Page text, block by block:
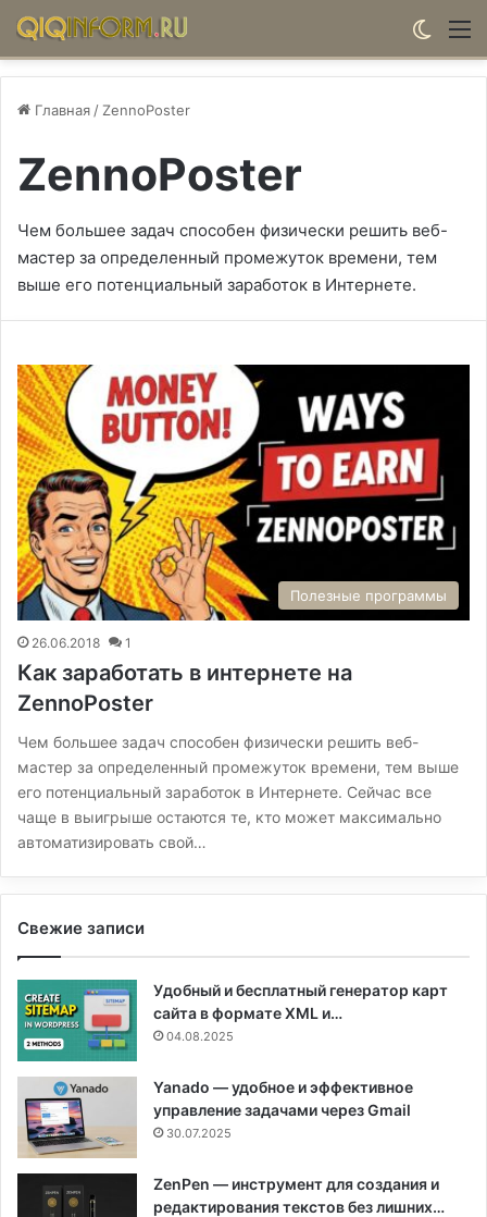
Главная / ZennoPoster
ZennoPoster
Чем большее задач способен физически решить веб-
мастер за определенный промежуток времени, тем
выше его потенциальный заработок в Интернете.
Полезные программы
26.06.2018 1
Как заработать в интернете на
ZennoPoster
Чем большее задач способен физически решить веб-
мастер за определенный промежуток времени, тем выше
его потенциальный заработок в Интернете. Сейчас все
чаще в выигрыше остаются те, кто может максимально
автоматизировать свой…
Свежие записи
Удобный и бесплатный генератор карт
сайта в формате XML и…
04.08.2025
Yanado — удобное и эффективное
управление задачами через Gmail
30.07.2025
ZenPen — инструмент для создания и
редактирования текстов без лишних…